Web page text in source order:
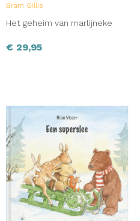
Bram Gillis
Het geheim van marlijneke
€ 29,95